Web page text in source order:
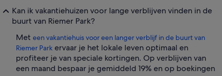
Kan ik vakantiehuizen voor lange verblijven vinden in de
buurt van Riemer Park?
Met een vakantiehuis voor een langer verblijf in de buurt van
Riemer Park ervaar je het lokale leven optimaal en
profiteer je van speciale kortingen. Op verblijven van
een maand bespaar je gemiddeld 19% en op boekingen